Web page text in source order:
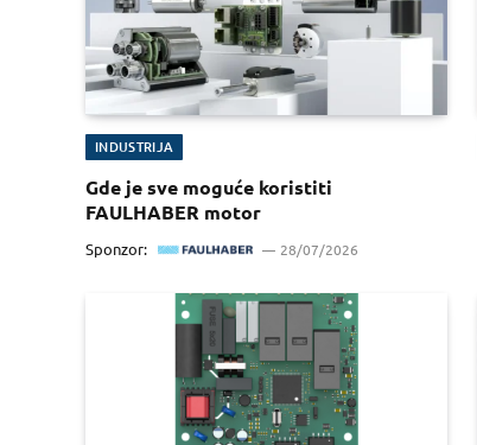
INDUSTRIJA
Gde je sve moguće koristiti
FAULHABER motor
Sponzor: 28/07/2026